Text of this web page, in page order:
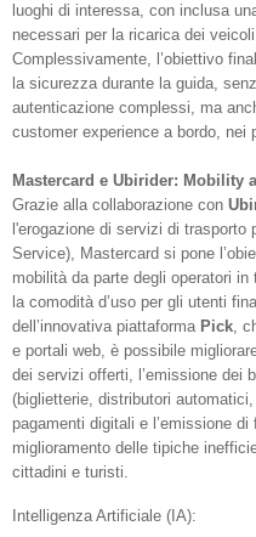
luoghi di interessa, con inclusa
necessari per la ricarica dei
Complessivamente, l’obiettivo
la sicurezza durante la guida,
autenticazione complessi, ma
customer experience a bordo, nei
Mastercard e Ubirider: Mobility
Grazie alla collaborazione con
l'erogazione di servizi di trasporto
Service), Mastercard si pone
mobilità da parte degli operatori
la comodità d’uso per gli utenti
dell’innovativa piattaforma Pick,
e portali web, è possibile
dei servizi offerti, l’emissione dei
(biglietterie, distributori
pagamenti digitali e l’emissione
miglioramento delle tipiche
cittadini e turisti.
Intelligenza Artificiale (IA):